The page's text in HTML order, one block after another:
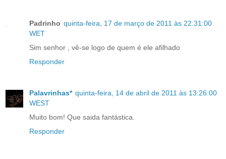
Padrinho quinta-feira, 17 de março de 2011 às 22:31:00
WET
Sim senhor , vê-se logo de quem é ele afilhado
Responder
Palavrinhas* quinta-feira, 14 de abril de 2011 às 13:26:00
WEST
Muito bom! Que saida fantástica.
Responder